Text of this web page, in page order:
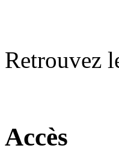
Retrouvez
Accès